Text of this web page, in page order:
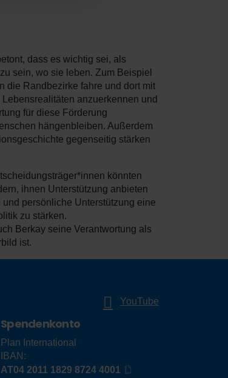
dass es wichtig sei, als
sein, wo sie leben. Zum Beispiel
die Randbezirke fahre und dort mit
anzuerkennen und
für diese Förderung
hängenbleiben. Außerdem
gegenseitig stärken
könnten
ihnen Unterstützung anbieten
persönliche Unterstützung eine
zu stärken.
Berkay seine Verantwortung als
ist.
YouTube
Spendenkonto
Plan International
IBAN:
AT04 2011 1829 8724 4001